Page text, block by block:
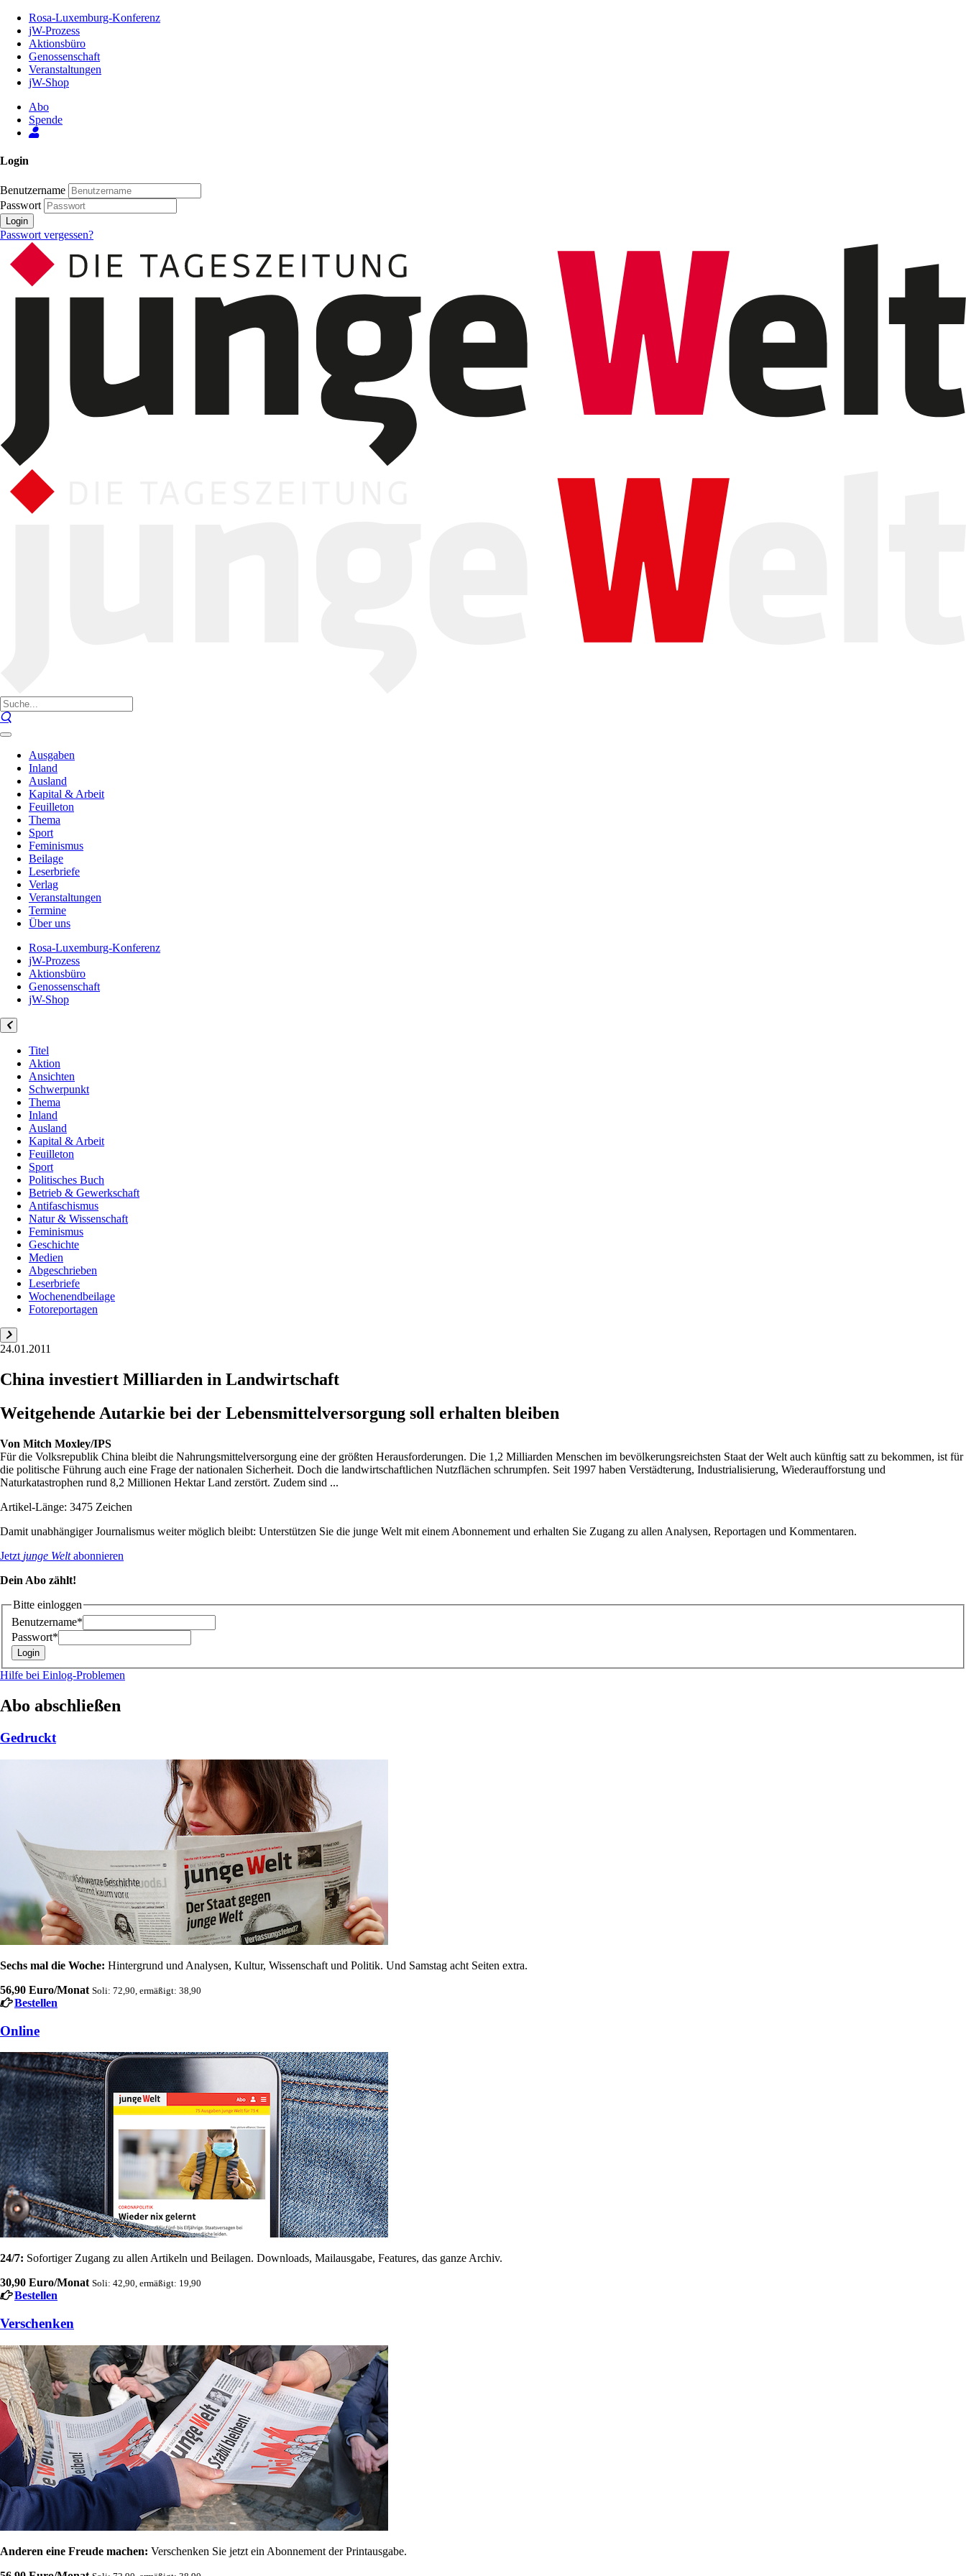
Inhalt
Seite
Rosa-Luxemburg-Konferenz
jW-Prozess
Aktionsbüro
Genossenschaft
Veranstaltungen
jW-Shop
Abo
Spende
Login
Benutzername
Passwort
Login
Passwort vergessen?
Ausgaben
Inland
Ausland
Kapital & Arbeit
Feuilleton
Thema
Sport
Feminismus
Beilage
Leserbriefe
Verlag
Veranstaltungen
Termine
Über uns
Rosa-Luxemburg-Konferenz
jW-Prozess
Aktionsbüro
Genossenschaft
jW-Shop
Titel
Aktion
Ansichten
Schwerpunkt
Thema
Inland
Ausland
Kapital & Arbeit
Feuilleton
Sport
Politisches Buch
Betrieb & Gewerkschaft
Antifaschismus
Natur & Wissenschaft
Feminismus
Geschichte
Medien
Abgeschrieben
Leserbriefe
Wochenendbeilage
Fotoreportagen
24.01.2011
China investiert Milliarden in Landwirtschaft
Weitgehende Autarkie bei der Lebensmittelversorgung soll erhalten bleiben
Von Mitch Moxley/IPS
Für die Volksrepublik China bleibt die Nahrungsmittelversorgung eine der größten Herausforderungen. Die 1,2 Milliarden Menschen im bevölkerungsreichsten Staat der Welt auch künftig satt zu bekommen, ist für
die politische Führung auch eine Frage der nationalen Sicherheit. Doch die landwirtschaftlichen Nutzflächen schrumpfen. Seit 1997 haben Verstädterung, Industrialisierung, Wiederaufforstung und
Naturkatastrophen rund 8,2 Millionen Hektar Land zerstört. Zudem sind ...
Artikel-Länge: 3475 Zeichen
Damit unabhängiger Journalismus weiter möglich bleibt: Unterstützen Sie die junge Welt mit einem Abonnement und erhalten Sie Zugang zu allen Analysen, Reportagen und Kommentaren.
Jetzt junge Weltabonnieren
Dein Abo zählt!
Bitte einloggen
Benutzername*
Passwort*
Hilfe bei Einlog-Problemen
Abo abschließen
Gedruckt
Sechs mal die Woche: Hintergrund und Analysen, Kultur, Wissenschaft und Politik. Und Samstag acht Seiten extra.
56,90 Euro/Monat Soli: 72,90, ermäßigt: 38,90
Bestellen
Online
24/7: Sofortiger Zugang zu allen Artikeln und Beilagen. Downloads, Mailausgabe, Features, das ganze Archiv.
30,90 Euro/Monat Soli: 42,90, ermäßigt: 19,90
Bestellen
Verschenken
Anderen eine Freude machen: Verschenken Sie jetzt ein Abonnement der Printausgabe.